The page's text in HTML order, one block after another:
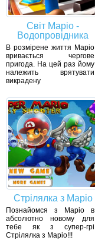
Світ Маріо -
Водопровідника
В розмірене життя Маріо
вривається чергове
пригода. На цей раз йому
належить врятувати
викрадену
Стрілялка з Маріо
Познайомся з Маріо в
абсолютно новому для
тебе як з супер-грі
Стрілялка з Маріо!!!